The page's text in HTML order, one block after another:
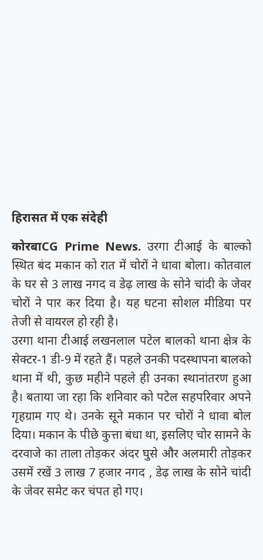
हिरासत में एक संदेही
कोरबाCG Prime News. उरगा टीआई के बाल्को
स्थित बंद मकान को रात में चोरों ने धावा बोला। कोतवाल
के घर से 3 लाख नगद व डेढ़ लाख के सोने चांदी के जेवर
चोरों ने पार कर दिया है। यह घटना सोशल मीडिया पर
तेजी से वायरल हो रही है।
उरगा थाना टीआई लखनलाल पटेल बालको थाना क्षेत्र के
सेक्टर-1 डी-9 में रहते हैं। पहले उनकी पदस्थापना बालको
थाना में थी, कुछ महीने पहले ही उनका स्थानांतरण हुआ
है। बताया जा रहा कि शनिवार को पटेल सहपरिवार अपने
गृहग्राम गए थे। उनके सूने मकान पर चोरों ने धावा बोल
दिया। मकान के पीछे कुत्ता बंधा था, इसलिए चोर सामने के
दरवाजे का ताला तोड़कर अंदर घुसे और अलमारी तोड़कर
उसमें रखें 3 लाख 7 हजार नगद , डेढ़ लाख के सोने चांदी
के जेवर समेट कर चंपत हो गए।